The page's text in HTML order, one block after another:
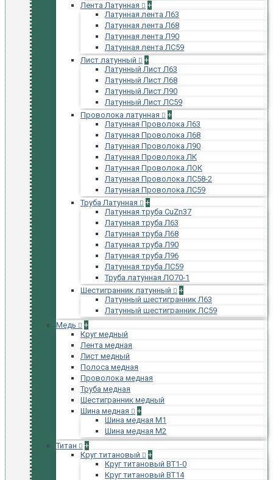
Лента Латунная
+
Латунная лента Л63
Латунная лента Л68
Латунная лента Л90
Латунная лента ЛС59
Лист латунный
+
Латунный Лист Л63
Латунный Лист Л68
Латунный Лист Л90
Латунный Лист ЛС59
Проволока латунная
+
Латунная Проволока Л63
Латунная Проволока Л68
Латунная Проволока Л90
Латунная Проволока ЛК
Латунная Проволока ЛОК
Латунная Проволока ЛС58-2
Латунная Проволока ЛС59
Труба Латунная
+
Латунная труба CuZn37
Латунная труба Л63
Латунная труба Л68
Латунная труба Л90
Латунная труба Л96
Латунная труба ЛС59
Труба латунная ЛО70-1
Шестигранник латунный
+
Латунный шестигранник Л63
Латунный шестигранник ЛС59
Медь
+
Круг медный
Лента медная
Лист медный
Полоса медная
Проволока медная
Труба медная
Шестигранник медный
Шина медная
+
Шина медная М1
Шина медная М2
Титан
+
Круг титановый
+
Круг титановый ВТ1-0
Круг титановый ВТ14